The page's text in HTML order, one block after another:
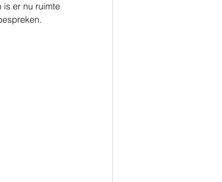
is er nu ruimte